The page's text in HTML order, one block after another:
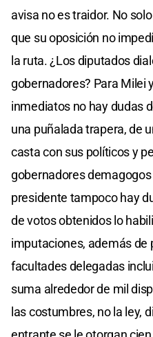
avisa no es traidor. No
que su oposición no
la ruta. ¿Los diputados
gobernadores? Para Milei
inmediatos no hay dudas
una puñalada trapera, de
casta con sus políticos y
gobernadores
presidente tampoco hay
de votos obtenidos lo
imputaciones, además de
facultades delegadas
suma alrededor de mil
las costumbres, no la ley,